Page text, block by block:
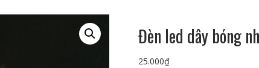
Đèn led dây bóng
25.000₫